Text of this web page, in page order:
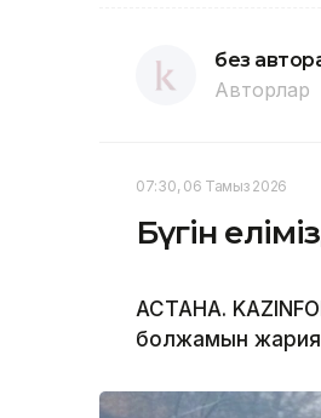
без
Авторлар
07:30, 06 Тамыз 2026
Бүгін
АСТАНА.
болжамын